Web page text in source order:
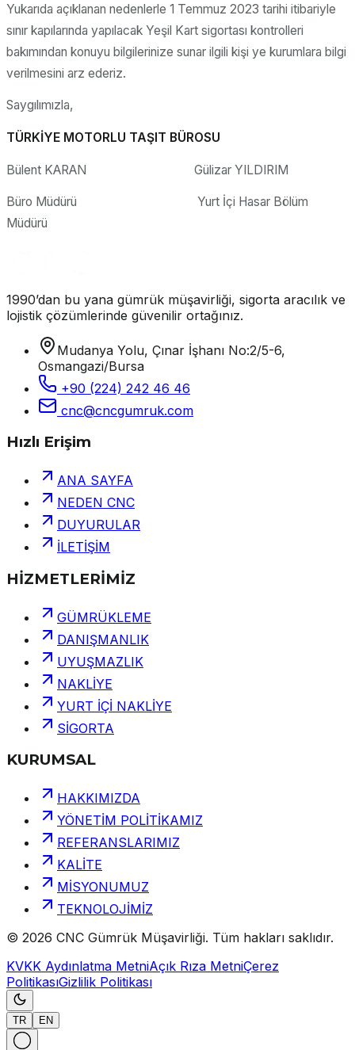
Yukarıda açıklanan nedenlerle 1 Temmuz 2023 tarihi itibariyle
sınır kapılarında yapılacak Yeşil Kart sigortası kontrolleri
bakımından konuyu bilgilerinize sunar ilgili kişi ye kurumlara bilgi
verilmesini arz ederiz.
Saygılımızla,
TÜRKİYE MOTORLU TAŞIT BÜROSU
Bülent KARAN Gülizar YILDIRIM
Büro Müdürü Yurt İçi Hasar Bölüm
Müdürü
1990’dan bu yana gümrük müşavirliği, sigorta aracılık ve
lojistik çözümlerinde güvenilir ortağınız.
Mudanya Yolu, Çınar İşhanı No:2/5-6,
Osmangazi/Bursa
+90 (224) 242 46 46
cnc@cncgumruk.com
Hızlı Erişim
ANA SAYFA
NEDEN CNC
DUYURULAR
İLETİŞİM
HİZMETLERİMİZ
GÜMRÜKLEME
DANIŞMANLIK
UYUŞMAZLIK
NAKLİYE
YURT İÇİ NAKLİYE
SİGORTA
KURUMSAL
HAKKIMIZDA
YÖNETİM POLİTİKAMIZ
REFERANSLARIMIZ
KALİTE
MİSYONUMUZ
TEKNOLOJİMİZ
© 2026 CNC Gümrük Müşavirliği. Tüm hakları saklıdır.
KVKK Aydınlatma MetniAçık Rıza MetniÇerez
PolitikasıGizlilik Politikası
TR EN